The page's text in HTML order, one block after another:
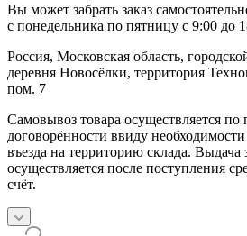
Вы может забрать заказ
с понедельника по пятницу с 9:00 до
Россия, Московская область,
деревня Новосёлки, территория
пом. 7
Самовывоз товара осуществляется по
договорённости ввиду необходимости
въезда на территорию склада. Выдача
осуществляется после поступления
счёт.